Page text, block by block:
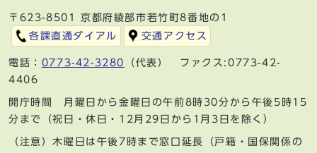
〒623-8501 京都府綾部市若竹町8番地の1
各課直通ダイアル
交通アクセス
電話： 0773-42-3280
（代表） ファクス:0773-42-
4406
開庁時間 月曜日から金曜日の午前8時30分から午後5時15
分まで（祝日・休日・12月29日から1月3日を除く）
（注意）木曜日は午後7時まで窓口延長（戸籍・国保関係の